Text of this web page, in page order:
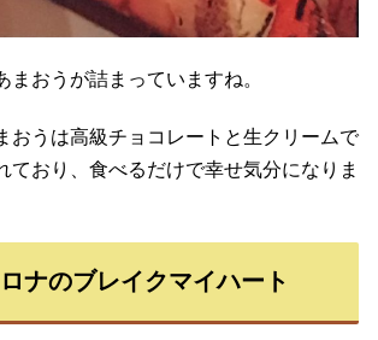
まおうが詰まっていますね。
おうは高級チョコレートと生クリームで
ており、食べるだけで幸せ気分になりま
ナのブレイクマイハート